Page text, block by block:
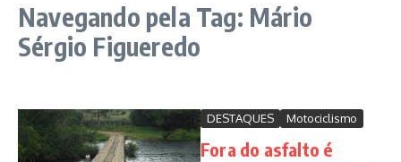
Navegando pela Tag: Mário
Sérgio Figueredo
DESTAQUES Motociclismo
Fora do asfalto é